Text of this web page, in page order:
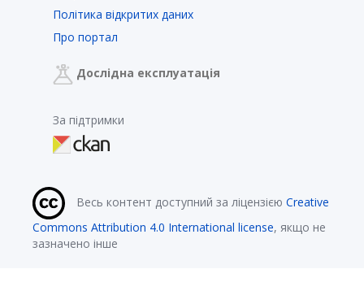
Політика відкритих даних
Про портал
Дослідна експлуатація
За підтримки
Весь контент доступний за ліцензією Creative
Commons Attribution 4.0 International license, якщо не
зазначено інше